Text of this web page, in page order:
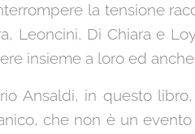
la tensione
Leoncini, Di Chiara e
insieme a loro ed
Ansaldi, in questo
che non è un